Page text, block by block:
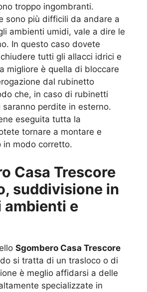
troppo ingombranti.
sono più difficili da andare a
ambienti umidi, vale a dire le
In questo caso dovete
tutti gli allacci idrici e
migliore è quella di bloccare
dal rubinetto
che, in caso di rubinetti
perdite in esterno.
eseguita tutta la
tornare a montare e
in modo corretto.
Casa Trescore
suddivisione in
ambienti e
Sgombero Casa Trescore
si tratta di un trasloco o di
è meglio affidarsi a delle
specializzate in